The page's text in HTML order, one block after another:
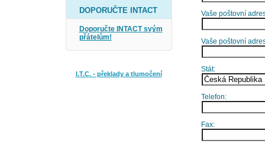
DOPORUČTE INTACT
Doporučte INTACT svým
přátelům!
I.T.C. - překlady a tlumočení
Vaše poštovní
Vaše poštovní
Stát:
Telefon:
Fax: